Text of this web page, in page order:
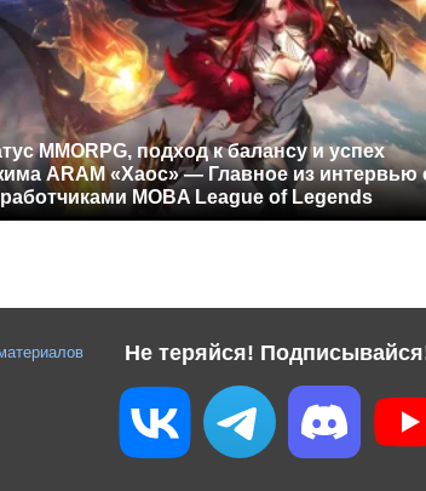
MMORPG, подход к балансу и успех
ARAM «Хаос» — Главное из интервью
MOBA League of Legends
Не теряйся!